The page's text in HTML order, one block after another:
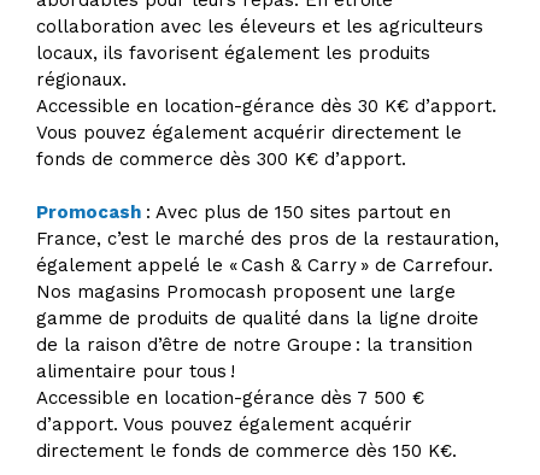
collaboration avec les éleveurs et les agriculteurs
locaux, ils favorisent également les produits
régionaux.
Accessible en location-gérance dès 30 K€ d’apport.
Vous pouvez également acquérir directement le
fonds de commerce dès 300 K€ d’apport.
Promocash : Avec plus de 150 sites partout en
France, c’est le marché des pros de la restauration,
également appelé le « Cash & Carry » de Carrefour.
Nos magasins Promocash proposent une large
gamme de produits de qualité dans la ligne droite
de la raison d’être de notre Groupe : la transition
alimentaire pour tous !
Accessible en location-gérance dès 7 500 €
d’apport. Vous pouvez également acquérir
directement le fonds de commerce dès 150 K€.